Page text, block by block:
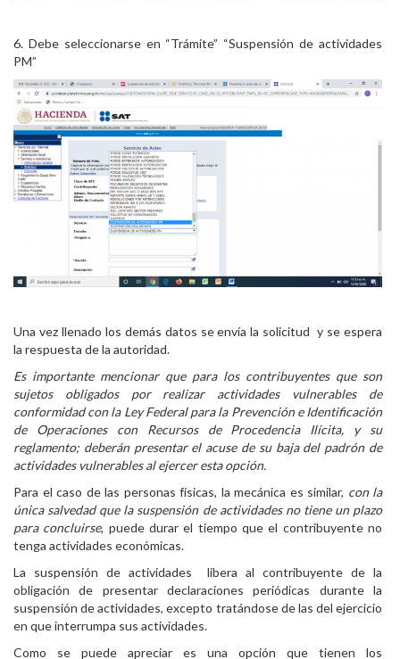
6. Debe seleccionarse en “Trámite” “Suspensión de actividades
PM”
Una vez llenado los demás datos se envía la solicitud y se espera
la respuesta de la autoridad.
Es importante mencionar que para los contribuyentes que son
sujetos obligados por realizar actividades vulnerables de
conformidad con la Ley Federal para la Prevención e Identificación
de Operaciones con Recursos de Procedencia Ilícita, y su
reglamento; deberán presentar el acuse de su baja del padrón de
actividades vulnerables al ejercer esta opción.
Para el caso de las personas físicas, la mecánica es similar, con la
única salvedad que la suspensión de actividades no tiene un plazo
para concluirse, puede durar el tiempo que el contribuyente no
tenga actividades económicas.
La suspensión de actividades libera al contribuyente de la
obligación de presentar declaraciones periódicas durante la
suspensión de actividades, excepto tratándose de las del ejercicio
en que interrumpa sus actividades.
Como se puede apreciar es una opción que tienen los